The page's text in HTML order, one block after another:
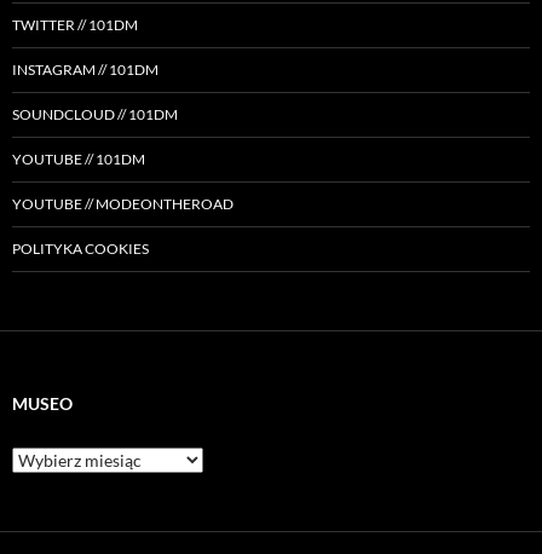
TWITTER // 101DM
INSTAGRAM // 101DM
SOUNDCLOUD // 101DM
YOUTUBE // 101DM
YOUTUBE // MODEONTHEROAD
POLITYKA COOKIES
MUSEO
Museo